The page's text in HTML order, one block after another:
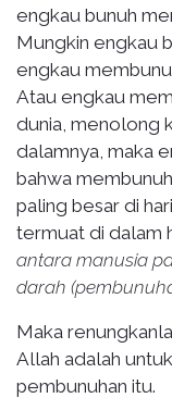
engkau bunuh
Mungkin engkau
engkau
Atau engkau
dunia, menolong
dalamnya, maka
bahwa
paling besar di
termuat di dalam
antara manusia
darah
Maka
Allah adalah
pembunuhan itu.